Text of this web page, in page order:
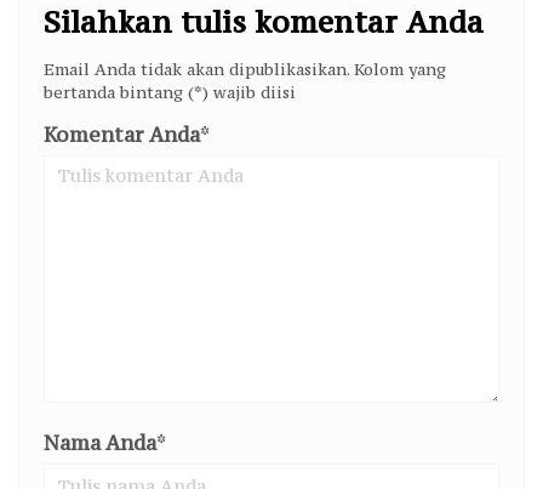
Silahkan tulis komentar Anda
Email Anda tidak akan dipublikasikan. Kolom yang
bertanda bintang (*) wajib diisi
Komentar Anda*
Nama Anda*